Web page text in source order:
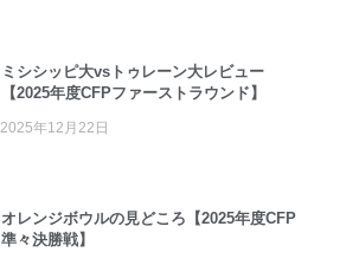
ミシシッピ大vsトゥレーン大レビュー
【2025年度CFPファーストラウンド】
2025年12月22日
オレンジボウルの見どころ【2025年度CFP
準々決勝戦】